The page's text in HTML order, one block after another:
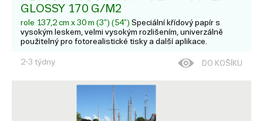
GLOSSY 170 G/M2
role 137,2 cm x 30 m (3") (54") Speciální křídový papír s
vysokým leskem, velmi vysokým rozlišením, univerzálně
použitelný pro fotorealistické tisky a další aplikace.
2-3 týdny DO KOŠÍKU